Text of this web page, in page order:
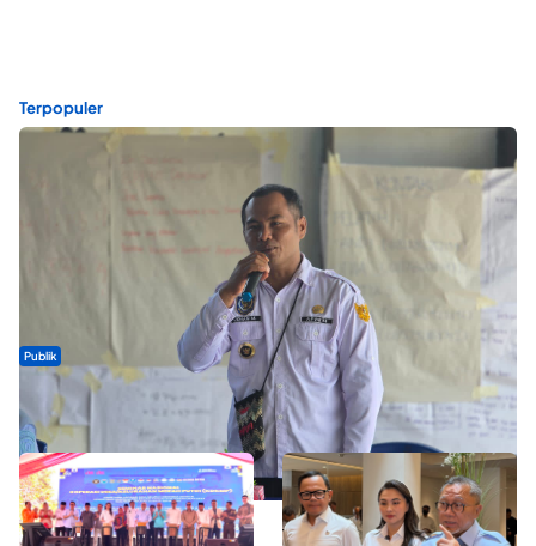
Terpopuler
Publik
ABDESI Morotai Apresiasi Penyaluran ADD Rp3,13 Miliar untuk
88 Desa